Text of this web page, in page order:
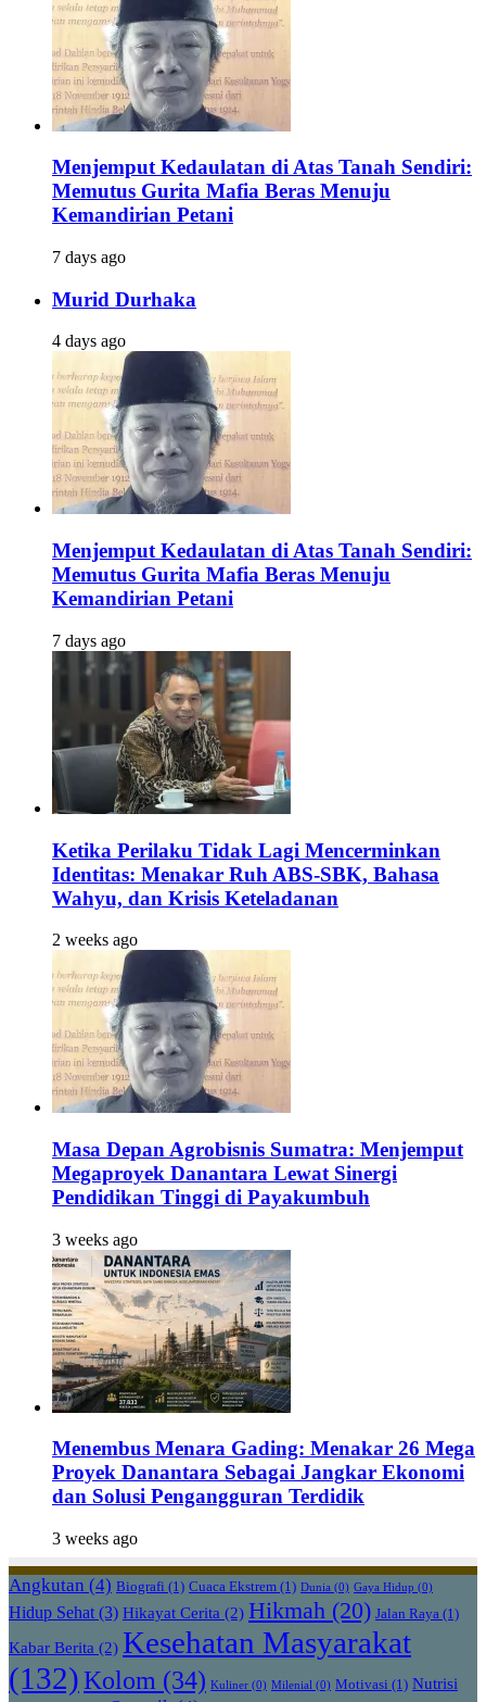
Menjemput Kedaulatan di Atas Tanah Sendiri:
Memutus Gurita Mafia Beras Menuju
Kemandirian Petani
7 days ago
Murid Durhaka
4 days ago
Menjemput Kedaulatan di Atas Tanah Sendiri:
Memutus Gurita Mafia Beras Menuju
Kemandirian Petani
7 days ago
Ketika Perilaku Tidak Lagi Mencerminkan
Identitas: Menakar Ruh ABS-SBK, Bahasa
Wahyu, dan Krisis Keteladanan
2 weeks ago
Masa Depan Agrobisnis Sumatra: Menjemput
Megaproyek Danantara Lewat Sinergi
Pendidikan Tinggi di Payakumbuh
3 weeks ago
Menembus Menara Gading: Menakar 26 Mega
Proyek Danantara Sebagai Jangkar Ekonomi
dan Solusi Pengangguran Terdidik
3 weeks ago
Angkutan (4) Biografi (1) Cuaca Ekstrem (1) Dunia (0) Gaya Hidup (0)
Hidup Sehat (3) Hikayat Cerita (2) Hikmah (20) Jalan Raya (1)
Kabar Berita (2) Kesehatan Masyarakat
(132)Kolom (34) Kuliner (0) Milenial (0) Motivasi (1) Nutrisi